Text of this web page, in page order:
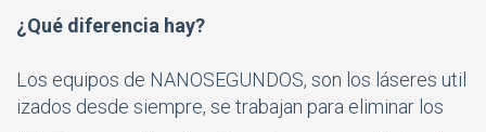
¿Qué diferencia hay?
Los equipos de NANOSEGUNDOS, son los láseres util
izados desde siempre, se trabajan para eliminar los